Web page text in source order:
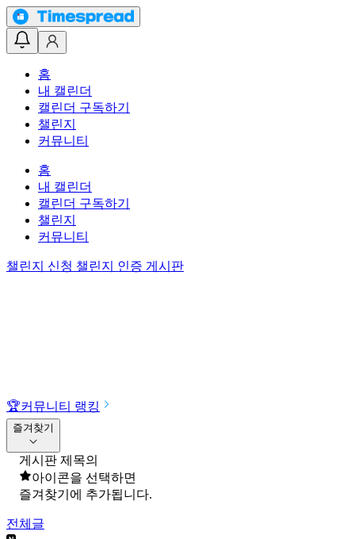
홈
내 캘린더
캘린더 구독하기
챌린지
커뮤니티
홈
내 캘린더
캘린더 구독하기
챌린지
커뮤니티
챌린지 신청 챌린지 인증 게시판
🏆커뮤니티 랭킹
즐겨찾기
게시판 제목의
아이콘을 선택하면
즐겨찾기에 추가됩니다.
전체글